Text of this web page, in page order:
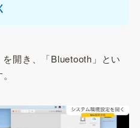
開き、「Bluetooth」とい